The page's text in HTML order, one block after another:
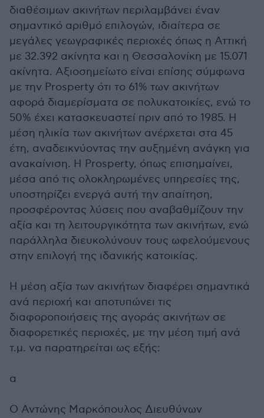
διαθέσιμων ακινήτων περιλαμβάνει έναν
σημαντικό αριθμό επιλογών, ιδιαίτερα σε
μεγάλες γεωγραφικές περιοχές όπως η Αττική
με 32.392 ακίνητα και η Θεσσαλονίκη με 15.071
ακίνητα. Αξιοσημείωτο είναι επίσης σύμφωνα
με την Prosperty ότι το 61% των ακινήτων
αφορά διαμερίσματα σε πολυκατοικίες, ενώ το
50% έχει κατασκευαστεί πριν από το 1985. Η
μέση ηλικία των ακινήτων ανέρχεται στα 45
έτη, αναδεικνύοντας την αυξημένη ανάγκη για
ανακαίνιση. Η Prosperty, όπως επισημαίνει,
μέσα από τις ολοκληρωμένες υπηρεσίες της,
υποστηρίζει ενεργά αυτή την απαίτηση,
προσφέροντας λύσεις που αναβαθμίζουν την
αξία και τη λειτουργικότητα των ακινήτων, ενώ
παράλληλα διευκολύνουν τους ωφελούμενους
στην επιλογή της ιδανικής κατοικίας.
Η μέση αξία των ακινήτων διαφέρει σημαντικά
ανά περιοχή και αποτυπώνει τις
διαφοροποιήσεις της αγοράς ακινήτων σε
διαφορετικές περιοχές, με την μέση τιμή ανά
τ.μ. να παρατηρείται ως εξής:
α
Ο Αντώνης Μαρκόπουλος Διευθύνων